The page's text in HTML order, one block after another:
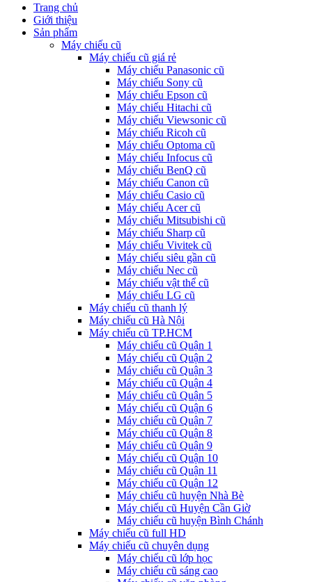
Trang chủ
Giới thiệu
Sản phẩm
Máy chiếu cũ
Máy chiếu cũ giá rẻ
Máy chiếu Panasonic cũ
Máy chiếu Sony cũ
Máy chiếu Epson cũ
Máy chiếu Hitachi cũ
Máy chiếu Viewsonic cũ
Máy chiếu Ricoh cũ
Máy chiếu Optoma cũ
Máy chiếu Infocus cũ
Máy chiếu BenQ cũ
Máy chiếu Canon cũ
Máy chiếu Casio cũ
Máy chiếu Acer cũ
Máy chiếu Mitsubishi cũ
Máy chiếu Sharp cũ
Máy chiếu Vivitek cũ
Máy chiếu siêu gần cũ
Máy chiếu Nec cũ
Máy chiếu vật thể cũ
Máy chiếu LG cũ
Máy chiếu cũ thanh lý
Máy chiếu cũ Hà Nội
Máy chiếu cũ TP.HCM
Máy chiếu cũ Quận 1
Máy chiếu cũ Quận 2
Máy chiếu cũ Quận 3
Máy chiếu cũ Quận 4
Máy chiếu cũ Quận 5
Máy chiếu cũ Quận 6
Máy chiếu cũ Quận 7
Máy chiếu cũ Quận 8
Máy chiếu cũ Quận 9
Máy chiếu cũ Quận 10
Máy chiếu cũ Quận 11
Máy chiếu cũ Quận 12
Máy chiếu cũ huyện Nhà Bè
Máy chiếu cũ Huyện Cần Giờ
Máy chiếu cũ huyện Bình Chánh
Máy chiếu cũ full HD
Máy chiếu cũ chuyên dụng
Máy chiếu cũ lớp học
Máy chiếu cũ sáng cao